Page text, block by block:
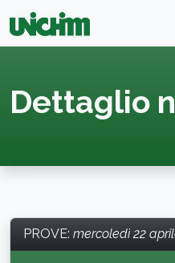
Dettaglio
PROVE: mercoledì 22